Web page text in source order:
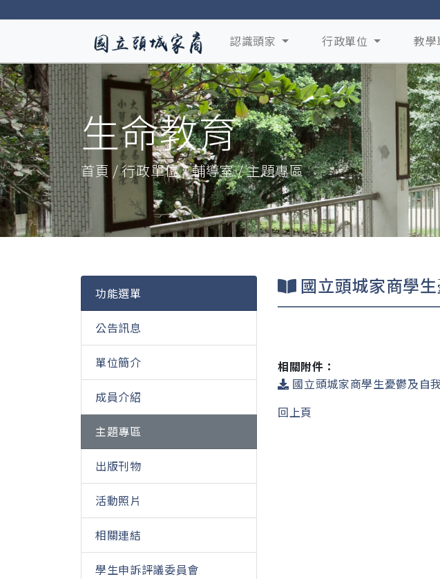
認識頭家 行政單位 教學
生命教育
首頁 / 行政單位 / 輔導室 / 主題專區
功能選單
公告訊息
單位簡介
成員介紹
主題專區
出版刊物
活動照片
相關連結
學生申訴評議委員會
國立頭城家商學
相關附件：
國立頭城家商學生憂鬱及自
回上頁